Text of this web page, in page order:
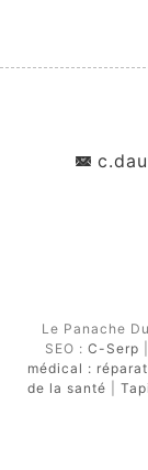
Le Panache
SEO : C-Serp
médical :
de la santé